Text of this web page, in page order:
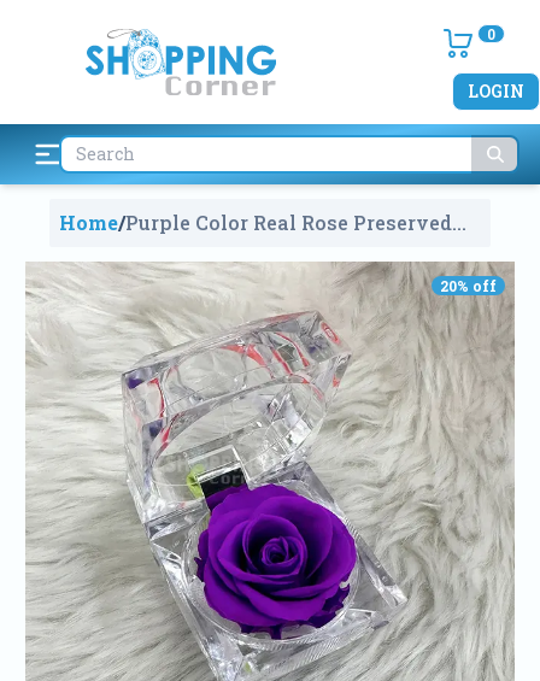
0
LOGIN
Home/Purple Color Real Rose Preserved
20% off